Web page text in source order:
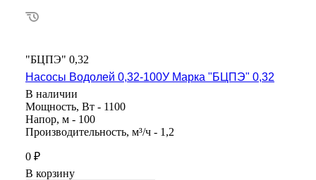
"БЦПЭ" 0,32
Насосы Водолей 0,32-100У Марка "БЦПЭ" 0,32
В наличии
Мощность, Вт - 1100
Напор, м - 100
Производительность, м³/ч - 1,2
0 ₽
В корзину